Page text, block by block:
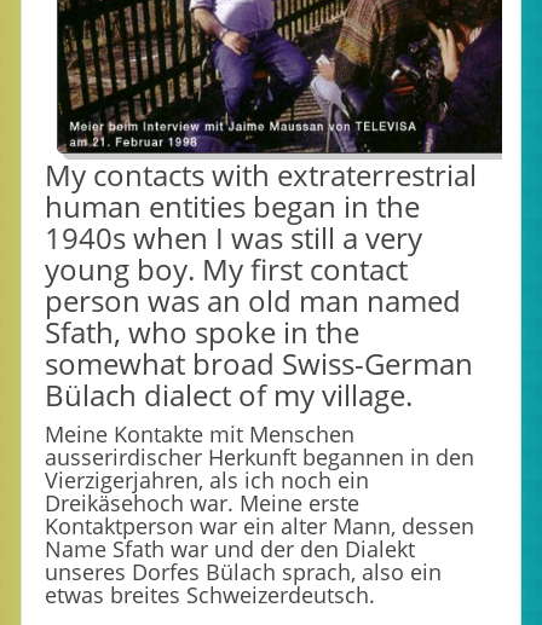
My contacts with extraterrestrial
human entities began in the
1940s when I was still a very
young boy. My first contact
person was an old man named
Sfath, who spoke in the
somewhat broad Swiss-German
Bülach dialect of my village.
Meine Kontakte mit Menschen
ausserirdischer Herkunft begannen in den
Vierzigerjahren, als ich noch ein
Dreikäsehoch war. Meine erste
Kontaktperson war ein alter Mann, dessen
Name Sfath war und der den Dialekt
unseres Dorfes Bülach sprach, also ein
etwas breites Schweizerdeutsch.